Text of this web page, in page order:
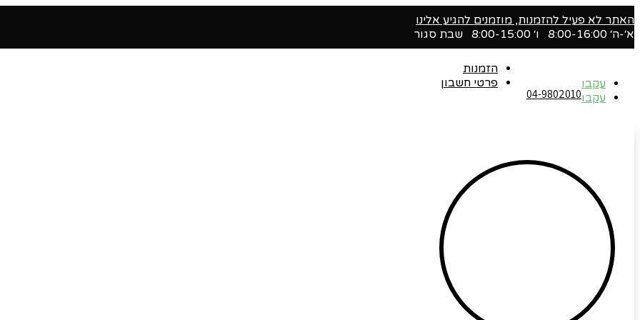
האתר לא פעיל להזמנות, מוזמנים להגיע אלינו
א׳-ה׳ 8:00-16:00 ו׳ 8:00-15:00 שבת סגור
עקבו
עקבו04-9802010‬
הזמנות
פרטי חשבון